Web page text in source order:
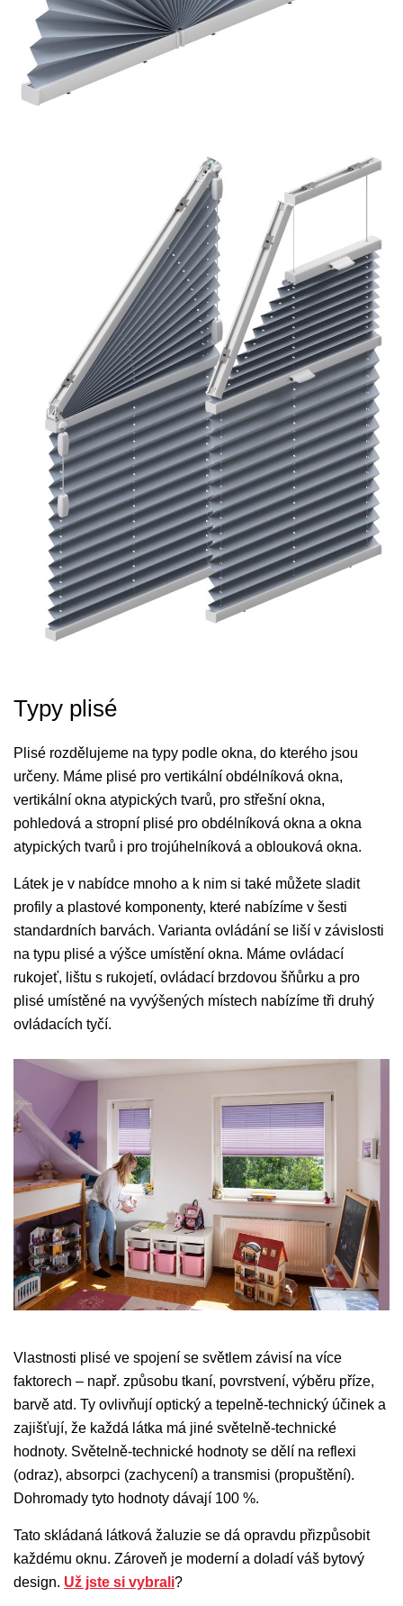
Typy plisé
Plisé rozdělujeme na typy podle okna, do kterého jsou
určeny. Máme plisé pro vertikální obdélníková okna,
vertikální okna atypických tvarů, pro střešní okna,
pohledová a stropní plisé pro obdélníková okna a okna
atypických tvarů i pro trojúhelníková a oblouková okna.
Látek je v nabídce mnoho a k nim si také můžete sladit
profily a plastové komponenty, které nabízíme v šesti
standardních barvách. Varianta ovládání se liší v závislosti
na typu plisé a výšce umístění okna. Máme ovládací
rukojeť, lištu s rukojetí, ovládací brzdovou šňůrku a pro
plisé umístěné na vyvýšených místech nabízíme tři druhý
ovládacích tyčí.
Vlastnosti plisé ve spojení se světlem závisí na více
faktorech – např. způsobu tkaní, povrstvení, výběru příze,
barvě atd. Ty ovlivňují optický a tepelně-technický účinek a
zajišťují, že každá látka má jiné světelně-technické
hodnoty. Světelně-technické hodnoty se dělí na reflexi
(odraz), absorpci (zachycení) a transmisi (propuštění).
Dohromady tyto hodnoty dávají 100 %.
Tato skládaná látková žaluzie se dá opravdu přizpůsobit
každému oknu. Zároveň je moderní a doladí váš bytový
design. Už jste si vybrali?